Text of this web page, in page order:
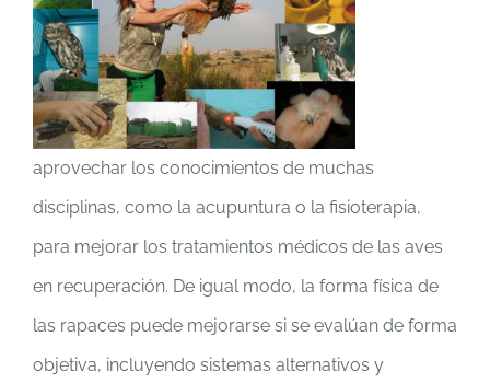
aprovechar los conocimientos de muchas
disciplinas, como la acupuntura o la fisioterapia,
para mejorar los tratamientos médicos de las aves
en recuperación. De igual modo, la forma física de
las rapaces puede mejorarse si se evalúan de forma
objetiva, incluyendo sistemas alternativos y